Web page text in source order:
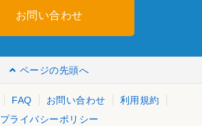
お問い合わせ
ページの先頭へ
FAQ お問い合わせ
利用規約
プライバシーポリシー